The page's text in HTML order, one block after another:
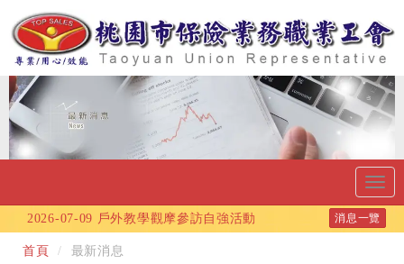
2026-07-09 戶外教學觀摩參訪自強活動
2026-06-10115年端午節連假公告
消息一覽
首頁 最新消息